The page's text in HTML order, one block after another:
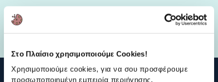
Στο Πλαίσιο χρησιμοποιούμε Cookies!
Χρησιμοποιούμε cookies, για να σου προσφέρουμε
προσωποποιημένη εμπειρία περιήγησης.